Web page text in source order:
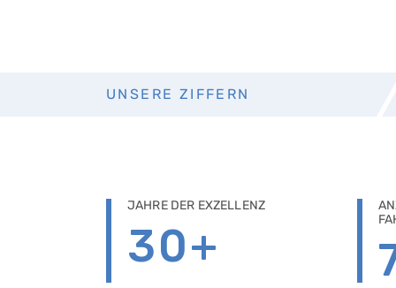
UNSERE ZIFFERN
JAHRE DER EXZELLENZ
30+